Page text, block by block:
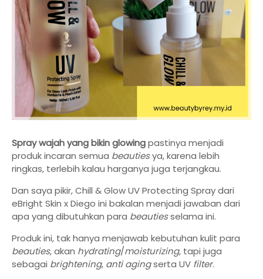
Spray wajah yang bikin glowingpastinya menjadi
produk incaran semua beautiesya, karena lebih
ringkas, terlebih kalau harganya juga terjangkau.
Dan saya pikir, Chill & Glow UV Protecting Spray dari
eBright Skin x Diego ini bakalan menjadi jawaban dari
apa yang dibutuhkan para beautiesselama ini.
Produk ini, tak hanya menjawab kebutuhan kulit para
beauties, akan hydrating/moisturizing, tapi juga
sebagai brightening, anti agingserta UV filter.